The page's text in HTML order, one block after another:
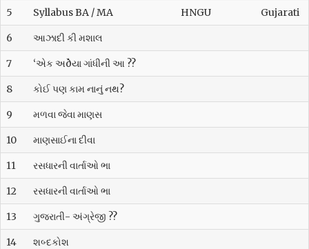
5 Syllabus BA / MA HNGU Gujarati
6 આઝાદી કી મશાલ
7 ‘એક અðયા ગાંધીની આ ??
8 કોઈ પણ કામ નાનું નથ?
9 મળવા જેવા માણસ
10 માણસાઈના દીવા
11 રસધારની વાર્તાઓ ભા
12 રસધારની વાર્તાઓ ભા
13 ગુજરાતી- અંગ્રેજી ??
14 શબ્દકોશ